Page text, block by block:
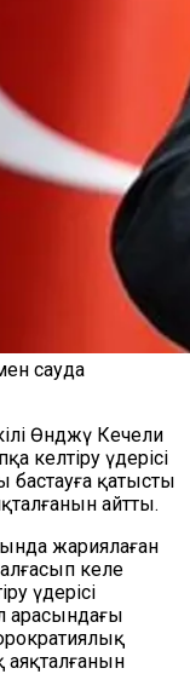
сауда
Өнджү Кечели
келтіру үдерісі
бастауға қатысты
айтты.
жариялаған
келе
үдерісі
арасындағы